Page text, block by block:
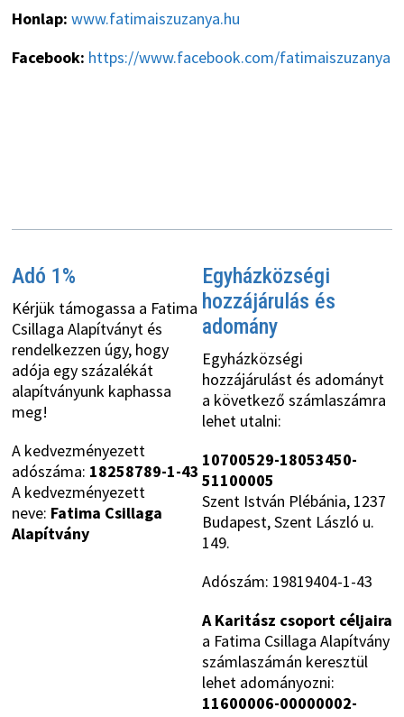
Honlap: www.fatimaiszuzanya.hu
Facebook: https://www.facebook.com/fatimaiszuzanya
Adó 1%
Kérjük támogassa a Fatima
Csillaga Alapítványt és
rendelkezzen úgy, hogy
adója egy százalékát
alapítványunk kaphassa
meg!
A kedvezményezett
adószáma: 18258789-1-43
A kedvezményezett
neve: Fatima Csillaga
Alapítvány
Egyházközségi
hozzájárulás és
adomány
Egyházközségi
hozzájárulást és adományt
a következő számlaszámra
lehet utalni:
10700529-18053450-
51100005
Szent István Plébánia, 1237
Budapest, Szent László u.
149.
Adószám: 19819404-1-43
A Karitász csoport céljaira
a Fatima Csillaga Alapítvány
számlaszámán keresztül
lehet adományozni:
11600006-00000002-